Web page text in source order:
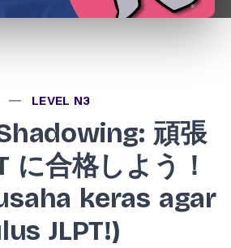
LEVEL N3
頑張
に合格しよう！
keras agar
JLPT!)